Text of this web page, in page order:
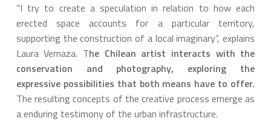
“I try to create a speculation in relation to how each
erected space accounts for a particular territory,
supporting the construction of a local imaginary”, explains
Laura Vernaza. The Chilean artist interacts with the
conservation and photography, exploring the
expressive possibilities that both means have to offer.
The resulting concepts of the creative process emerge as
a enduring testimony of the urban infrastructure.